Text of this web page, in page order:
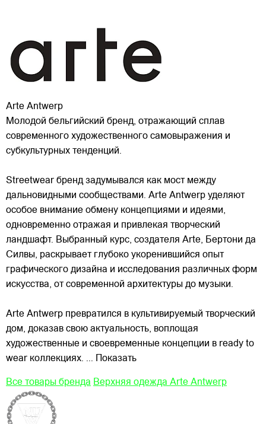
Arte Antwerp
Молодой бельгийский бренд, отражающий сплав
современного художественного самовыражения и
субкультурных тенденций.
Streetwear бренд задумывался как мост между
дальновидными сообществами. Arte Antwerp уделяют
особое внимание обмену концепциями и идеями,
одновременно отражая и привлекая творческий
ландшафт. Выбранный курс, создателя Arte, Бертони да
Силвы, раскрывает глубоко укоренившийся опыт
графического дизайна и исследования различных форм
искусства, от современной архитектуры до музыки.
Arte Antwerp превратился в культивируемый творческий
дом, доказав свою актуальность, воплощая
художественные и своевременные концепции в ready to
wear коллекциях. ... Показать
Все товары бренда Верхняя одежда Arte Antwerp